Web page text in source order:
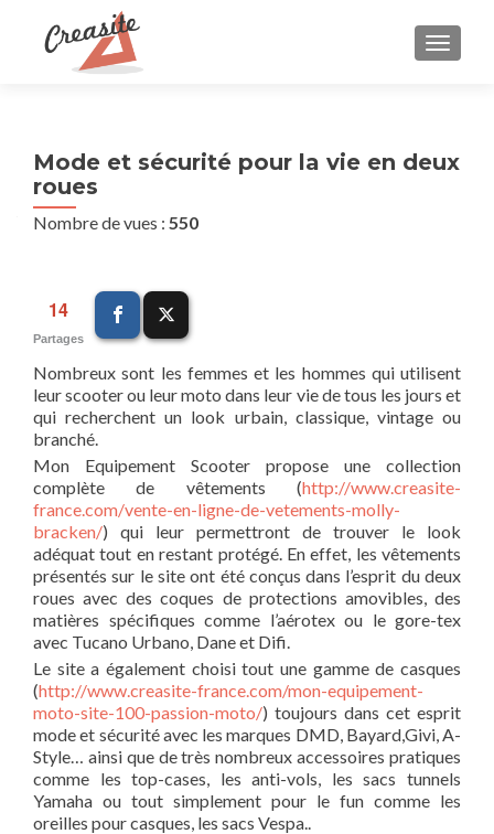
Mode et sécurité pour la vie en deux
roues
Nombre de vues : 550
14
Partages
Nombreux sont les femmes et les hommes qui utilisent
leur scooter ou leur moto dans leur vie de tous les jours et
qui recherchent un look urbain, classique, vintage ou
branché.
Mon Equipement Scooter propose une collection
complète de vêtements (http://www.creasite-
france.com/vente-en-ligne-de-vetements-molly-
bracken/) qui leur permettront de trouver le look
adéquat tout en restant protégé. En effet, les vêtements
présentés sur le site ont été conçus dans l’esprit du deux
roues avec des coques de protections amovibles, des
matières spécifiques comme l’aérotex ou le gore-tex
avec Tucano Urbano, Dane et Difi.
Le site a également choisi tout une gamme de casques
(http://www.creasite-france.com/mon-equipement-
moto-site-100-passion-moto/) toujours dans cet esprit
mode et sécurité avec les marques DMD, Bayard,Givi, A-
Style… ainsi que de très nombreux accessoires pratiques
comme les top-cases, les anti-vols, les sacs tunnels
Yamaha ou tout simplement pour le fun comme les
oreilles pour casques, les sacs Vespa..